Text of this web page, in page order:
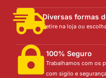
Diversas formas
Retire na loja ou
100% Seguro
Trabalhamos com os
com sigilo e